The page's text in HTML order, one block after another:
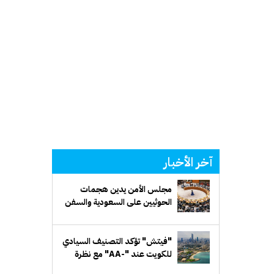
آخر الأخبار
مجلس الأمن يدين هجمات
الحوثيين على السعودية والسفن
"فيتش" تؤكد التصنيف السيادي
للكويت عند "-AA" مع نظرة